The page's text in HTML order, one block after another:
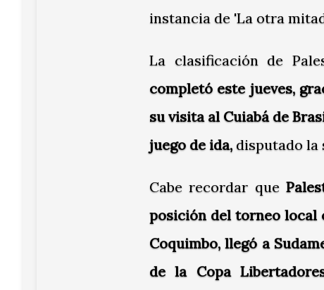
instancia de 'La otra
La clasificación de
completó este jueves,
su visita al Cuiabá de
juego de ida, disputado la
Cabe recordar que
posición del torneo local
Coquimbo, llegó a
de la Copa